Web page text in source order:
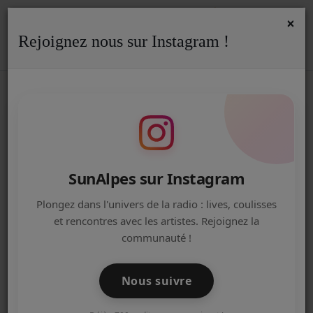
ACTUALITÉS DE LA RADIO
EQUIPE
ARTISTES
NOS PARTENAIRES
×
Rejoignez nous sur Instagram !
SunAlpes sur Instagram
Plongez dans l'univers de la radio : lives, coulisses
et rencontres avec les artistes. Rejoignez la
communauté !
Nous suivre